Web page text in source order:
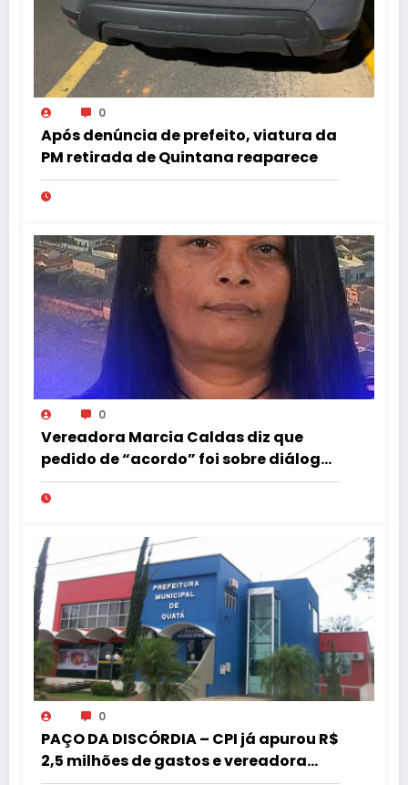
0
Após denúncia de prefeito, viatura da
PM retirada de Quintana reaparece
0
Vereadora Marcia Caldas diz que
pedido de “acordo” foi sobre diálogo
institucional
0
PAÇO DA DISCÓRDIA – CPI já apurou R$
2,5 milhões de gastos e vereadora